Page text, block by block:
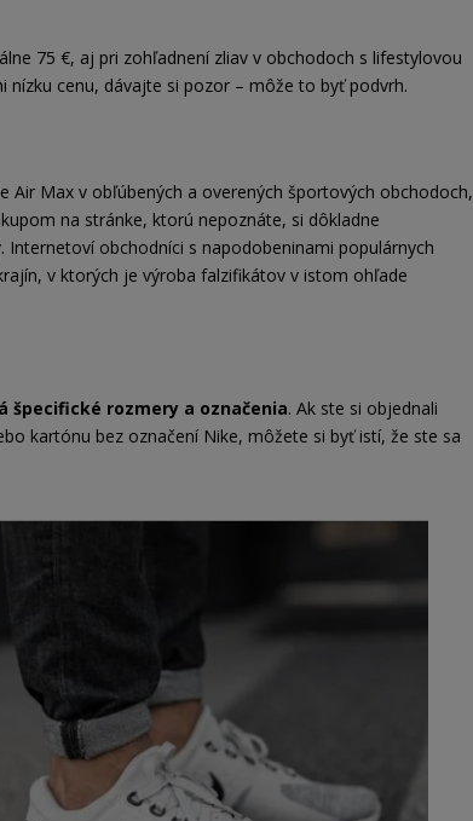
75 €, aj pri zohľadnení zliav v obchodoch s lifestylovou
cenu, dávajte si pozor – môže to byť podvrh.
Max v obľúbených a overených športových obchodoch,
na stránke, ktorú nepoznáte, si dôkladne
obchodníci s napodobeninami populárnych
v ktorých je výroba falzifikátov v istom ohľade
špecifické rozmery a označenia. Ak ste si objednali
kartónu bez označení Nike, môžete si byť istí, že ste sa